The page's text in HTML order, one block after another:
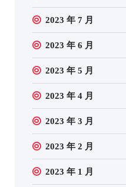
2023 年 7 月
2023 年 6 月
2023 年 5 月
2023 年 4 月
2023 年 3 月
2023 年 2 月
2023 年 1 月